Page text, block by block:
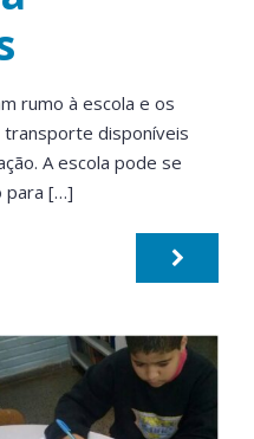
rumo à escola e os
disponíveis
A escola pode se
para […]